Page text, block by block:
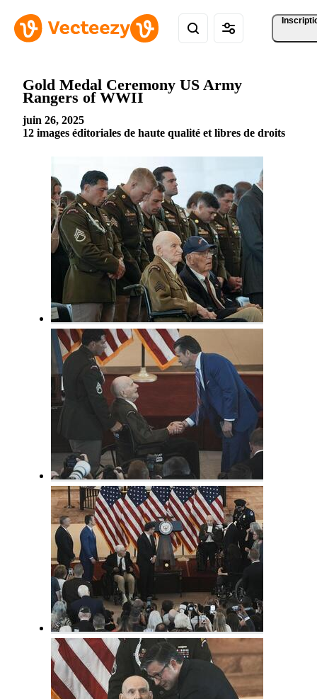
Gold Medal Ceremony US Army
Rangers of WWII
juin 26, 2025
12 images éditoriales de haute qualité et libres de droits